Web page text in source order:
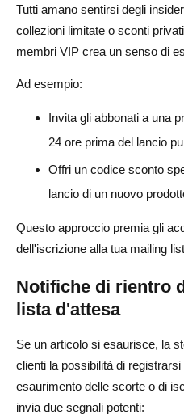
Tutti amano sentirsi degli
collezioni limitate o sconti
membri VIP crea un senso di
Ad esempio:
Invita gli abbonati a una
24 ore prima del lancio
Offri un codice sconto
lancio di un nuovo
Questo approccio premia gli
dell'iscrizione alla tua mailing
Notifiche di rientro
lista d'attesa
Se un articolo si esaurisce, la
clienti la possibilità di
esaurimento delle scorte o di
invia due segnali potenti: